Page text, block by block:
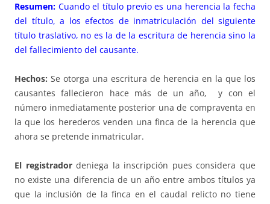
Resumen: Cuando el título previo es una herencia la fecha
del título, a los efectos de inmatriculación del siguiente
título traslativo, no es la de la escritura de herencia sino la
del fallecimiento del causante.
Hechos: Se otorga una escritura de herencia en la que los
causantes fallecieron hace más de un año, y con el
número inmediatamente posterior una de compraventa en
la que los herederos venden una finca de la herencia que
ahora se pretende inmatricular.
El registradordeniega la inscripción pues considera que
no existe una diferencia de un año entre ambos títulos ya
que la inclusión de la finca en el caudal relicto no tiene